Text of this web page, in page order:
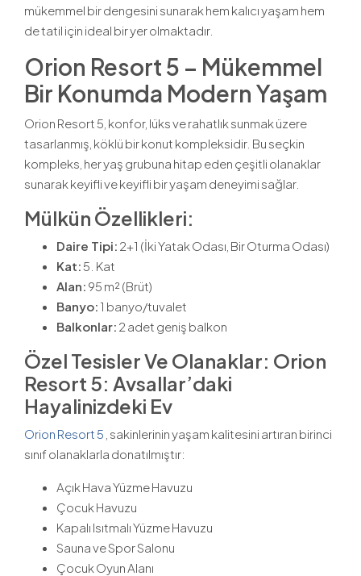
mükemmel bir dengesini sunarak hem kalıcı yaşam hem
de tatil için ideal bir yer olmaktadır.
Orion Resort 5 – Mükemmel
Bir Konumda Modern Yaşam
Orion Resort 5, konfor, lüks ve rahatlık sunmak üzere
tasarlanmış, köklü bir konut kompleksidir. Bu seçkin
kompleks, her yaş grubuna hitap eden çeşitli olanaklar
sunarak keyifli ve keyifli bir yaşam deneyimi sağlar.
Mülkün Özellikleri:
Daire Tipi: 2+1 (İki Yatak Odası, Bir Oturma Odası)
Kat:5. Kat
Alan: 95 m² (Brüt)
Banyo: 1 banyo/tuvalet
Balkonlar: 2 adet geniş balkon
Özel Tesisler Ve Olanaklar: Orion
Resort 5: Avsallar’daki
Hayalinizdeki Ev
Orion Resort 5 , sakinlerinin yaşam kalitesini artıran birinci
sınıf olanaklarla donatılmıştır:
Açık Hava Yüzme Havuzu
Çocuk Havuzu
Kapalı Isıtmalı Yüzme Havuzu
Sauna ve Spor Salonu
Çocuk Oyun Alanı